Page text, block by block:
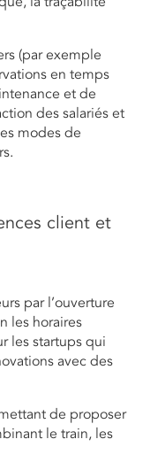
(par exemple
en temps
et de
des salariés et
modes de
client et
par l’ouverture
les horaires
les startups qui
avec des
de proposer
le train, les